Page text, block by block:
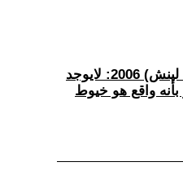
(24) امبراطورية الداخل (ديفيد لينش) 2006: لايوجد
بأنه واقع هو خيوط